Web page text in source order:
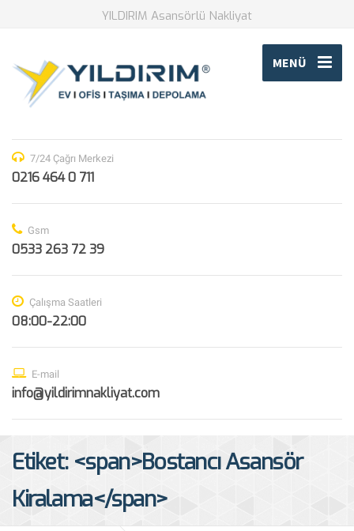
YILDIRIM Asansörlü Nakliyat
MENÜ
7/24 Çağrı Merkezi
0216 464 0 711
Gsm
0533 263 72 39
Çalışma Saatleri
08:00-22:00
E-mail
info@yildirimnakliyat.com
Etiket: <span>Bostancı Asansör
Kiralama</span>